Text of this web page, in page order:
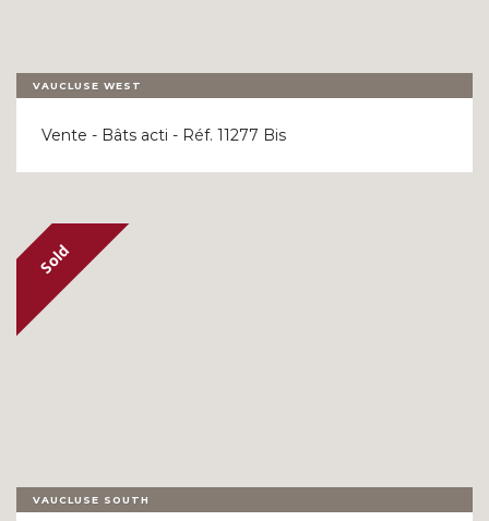
VAUCLUSE WEST
Vente - Bâts acti - Réf. 11277 Bis
VAUCLUSE SOUTH